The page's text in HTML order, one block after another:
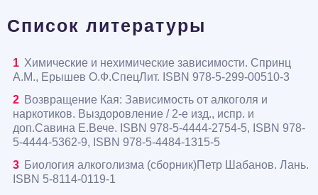
Список литературы
Химические и нехимические зависимости. Спринц
А.М., Ерышев О.Ф.СпецЛит. ISBN 978-5-299-00510-3
Возвращение Кая: Зависимость от алкоголя и
наркотиков. Выздоровление / 2-е изд., испр. и
доп.Савина Е.Вече. ISBN 978-5-4444-2754-5, ISBN 978-
5-4444-5362-9, ISBN 978-5-4484-1315-5
Биология алкоголизма (сборник)Петр Шабанов. Лань.
ISBN 5-8114-0119-1